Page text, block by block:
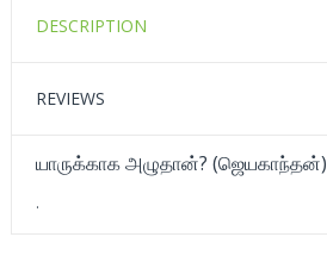
DESCRIPTION
REVIEWS
யாருக்காக அழுதான்? (ஜெயகாந்தன்)
.